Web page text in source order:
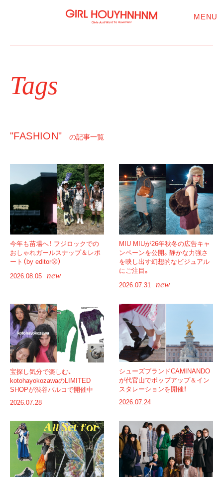
MENU
Tags
"FASHION" の記事一覧
今年も苗場へ！ フジロックでの
おしゃれガールスナップ＆レポ
ート（by editor🌝）
2026.08.05
new
MIU MIUが26年秋冬の広告キャ
ンペーンを公開。静かな力強さ
を映し出す幻想的なビジュアル
にご注目。
2026.07.31
new
宝探し気分で楽しむ、
kotohayokozawaのLIMITED
SHOPが渋谷パルコで開催中
2026.07.28
シューズブランドCAMINANDO
が代官山でポップアップ＆イン
スタレーションを開催！
2026.07.24